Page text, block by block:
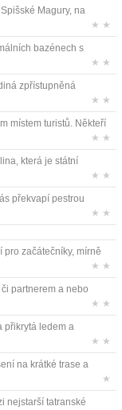
Magury, na
★ ★
bazénech s
★ ★
zpřístupněná
★ ★
místem turistů. Někteří
★ ★
která je státní
★ ★
překvapí pestrou
★ ★
pro začátečníky, mírně
★ ★
partnerem a nebo
★ ★
přikrytá ledem a
★ ★
na krátké trase a
★
nejstarší tatranské